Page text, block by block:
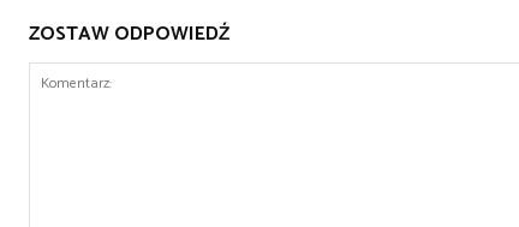
ZOSTAW ODPOWIEDŹ